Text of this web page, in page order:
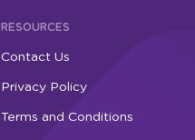
RESOURCES
Contact Us
Privacy Policy
Terms and Conditions